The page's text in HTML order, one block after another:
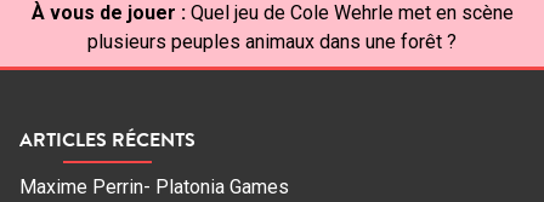
À vous de jouer : Quel jeu de Cole Wehrle met en scène
plusieurs peuples animaux dans une forêt ?
ARTICLES RÉCENTS
Maxime Perrin- Platonia Games